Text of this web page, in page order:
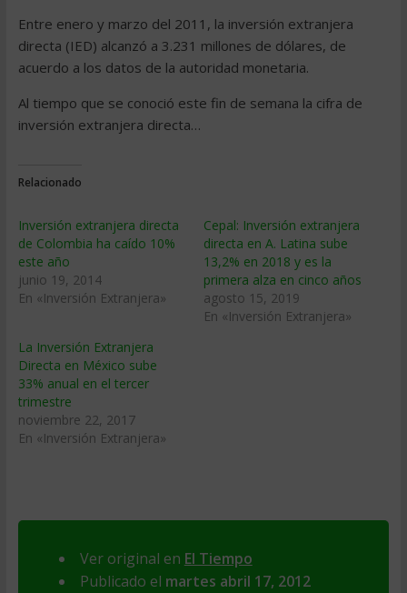
Entre enero y marzo del 2011, la inversión extranjera
directa (IED) alcanzó a 3.231 millones de dólares, de
acuerdo a los datos de la autoridad monetaria.
Al tiempo que se conoció este fin de semana la cifra de
inversión extranjera directa…
Relacionado
Inversión extranjera directa
de Colombia ha caído 10%
este año
junio 19, 2014
En «Inversión Extranjera»
Cepal: Inversión extranjera
directa en A. Latina sube
13,2% en 2018 y es la
primera alza en cinco años
agosto 15, 2019
En «Inversión Extranjera»
La Inversión Extranjera
Directa en México sube
33% anual en el tercer
trimestre
noviembre 22, 2017
En «Inversión Extranjera»
Ver original en El Tiempo
Publicado el martes abril 17, 2012